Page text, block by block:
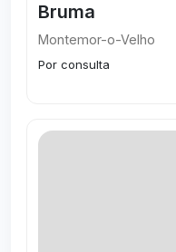
Bruma
Montemor-o-Velho
Por consulta